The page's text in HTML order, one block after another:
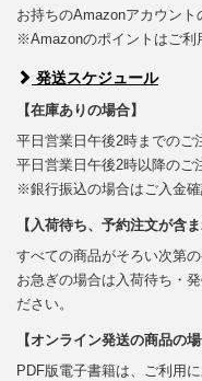
お持ちのAmazonアカウント
※Amazonのポイントはご利
発送スケジュール
【在庫ありの場合】
平日営業日午後2時までのご
平日営業日午後2時以降のご
※銀行振込の場合はご入金確
【入荷待ち、予約注文が含ま
すべての商品がそろい次第の
お急ぎの場合は入荷待ち・
ださい。
【オンライン発送の商品の場
PDF版電子書籍は、ご利用